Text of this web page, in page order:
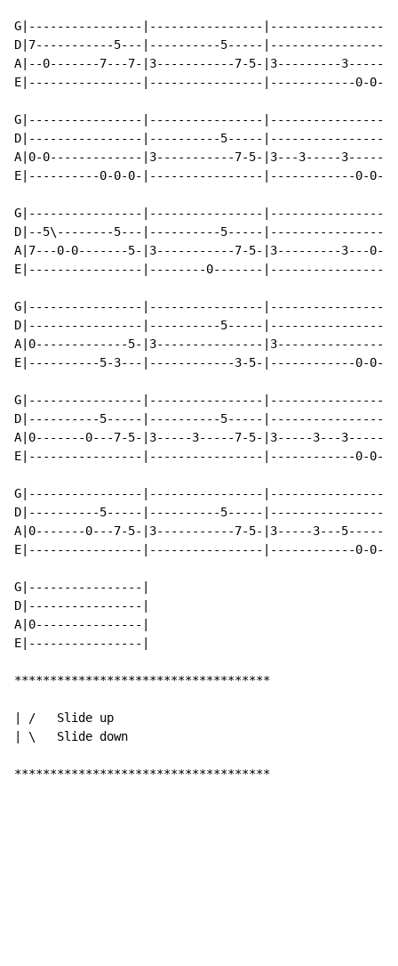
G|----------------|----------------|----------------
D|7-----------5---|----------5-----|----------------
A|--0-------7---7-|3-----------7-5-|3---------3-----
E|----------------|----------------|------------0-0-
G|----------------|----------------|----------------
D|----------------|----------5-----|----------------
A|0-0-------------|3-----------7-5-|3---3-----3-----
E|----------0-0-0-|----------------|------------0-0-
G|----------------|----------------|----------------
D|--5\--------5---|----------5-----|----------------
A|7---0-0-------5-|3-----------7-5-|3---------3---0-
E|----------------|--------0-------|----------------
G|----------------|----------------|----------------
D|----------------|----------5-----|----------------
A|0-------------5-|3---------------|3---------------
E|----------5-3---|------------3-5-|------------0-
G|----------------|----------------|----------------
D|----------5-----|----------5-----|----------------
A|0-------0---7-5-|3-----3-----7-5-|3-----3---3-----
E|----------------|----------------|------------0-0-
G|----------------|----------------|----------------
D|----------5-----|----------5-----|----------------
A|0-------0---7-5-|3-----------7-5-|3-----3---5-----
E|----------------|----------------|------------0-0-
G|----------------|
D|----------------|
A|0---------------|
E|----------------|
************************************
| /   Slide up
| \   Slide down
************************************